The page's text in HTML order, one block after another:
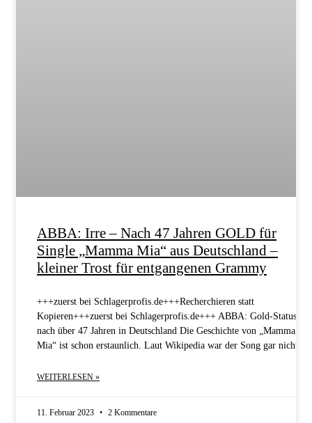
ABBA: Irre – Nach 47 Jahren GOLD für
Single „Mamma Mia“ aus Deutschland –
kleiner Trost für entgangenen Grammy
+++zuerst bei Schlagerprofis.de+++Recherchieren statt
Kopieren+++zuerst bei Schlagerprofis.de+++ ABBA: Gold-Status
nach über 47 Jahren in Deutschland Die Geschichte von „Mamma
Mia“ ist schon erstaunlich. Laut Wikipedia war der Song gar nicht
WEITERLESEN »
11. Februar 2023 2 Kommentare